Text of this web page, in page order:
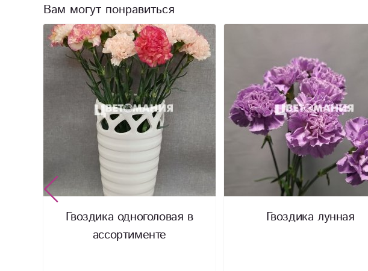
Вам могут понравиться
Гвоздика одноголовая в
ассортименте
Гвоздика лунная